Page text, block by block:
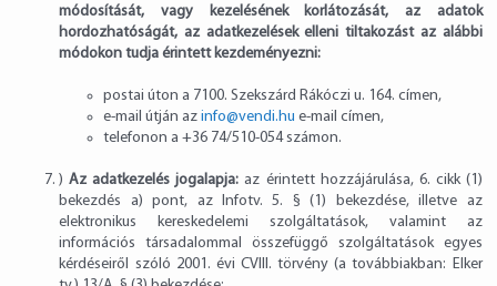
módosítását, vagy kezelésének korlátozását, az adatok
hordozhatóságát, az adatkezelések elleni tiltakozást az alábbi
módokon tudja érintett kezdeményezni:
postai úton a 7100. Szekszárd Rákóczi u. 164. címen,
e-mail útján azinfo@vendi.hu e-mail címen,
telefonon a+36 74/510-054számon.
)Az adatkezelés jogalapja: az érintett hozzájárulása, 6. cikk (1)
bekezdés a) pont, az Infotv. 5. § (1) bekezdése, illetve az
elektronikus kereskedelemi szolgáltatások, valamint az
információs társadalommal összefüggő szolgáltatások egyes
kérdéseiről szóló 2001. évi CVIII. törvény (a továbbiakban: Elker